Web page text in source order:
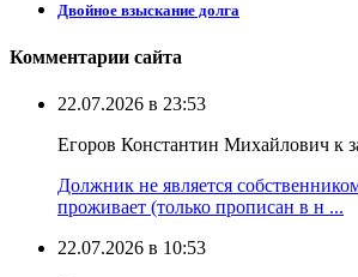
Двойное взыскание долга
Комментарии сайта
22.07.2026 в 23:53
Егоров Константин Михайлович к
Должник не является
проживает (только прописан в н ...
22.07.2026 в 10:53